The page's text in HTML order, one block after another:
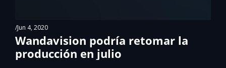
/Jun 4, 2020
Wandavision podría retomar la
producción en julio